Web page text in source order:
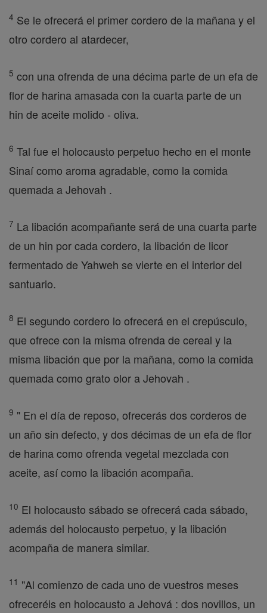
4 Se le ofrecerá el primer cordero de la mañana y el
otro cordero al atardecer,
5 con una ofrenda de una décima parte de un efa de
flor de harina amasada con la cuarta parte de un
hin de aceite molido - oliva.
6 Tal fue el holocausto perpetuo hecho en el monte
Sinaí como aroma agradable, como la comida
quemada a Jehovah .
7 La libación acompañante será de una cuarta parte
de un hin por cada cordero, la libación de licor
fermentado de Yahweh se vierte en el interior del
santuario.
8 El segundo cordero lo ofrecerá en el crepúsculo,
que ofrece con la misma ofrenda de cereal y la
misma libación que por la mañana, como la comida
quemada como grato olor a Jehovah .
9 " En el día de reposo, ofrecerás dos corderos de
un año sin defecto, y dos décimas de un efa de flor
de harina como ofrenda vegetal mezclada con
aceite, así como la libación acompaña.
10 El holocausto sábado se ofrecerá cada sábado,
además del holocausto perpetuo, y la libación
acompaña de manera similar.
11 "Al comienzo de cada uno de vuestros meses
ofreceréis en holocausto a Jehová : dos novillos, un